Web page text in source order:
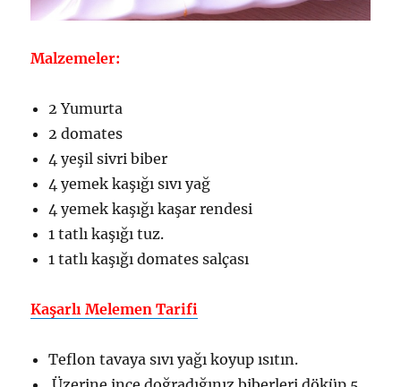
Malzemeler:
2 Yumurta
2 domates
4 yeşil sivri biber
4 yemek kaşığı sıvı yağ
4 yemek kaşığı kaşar rendesi
1 tatlı kaşığı tuz.
1 tatlı kaşığı domates salçası
Kaşarlı Melemen Tarifi
Teflon tavaya sıvı yağı koyup ısıtın.